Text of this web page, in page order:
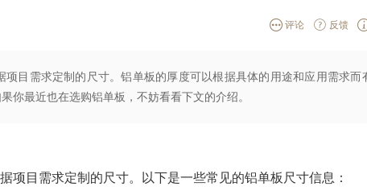
评论 反馈
目需求定制的尺寸。铝单板的厚度可以根据具体的用途和应用需求而
你最近也在选购铝单板，不妨看看下文的介绍。
项目需求定制的尺寸。以下是一些常见的铝单板尺寸信息：